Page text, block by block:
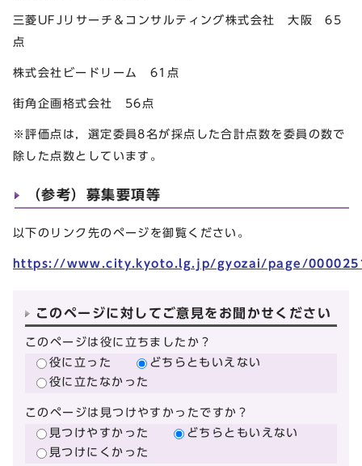
三菱UFJリサーチ＆コンサルティング株式会社 大阪 65
点
株式会社ビードリーム 61点
街角企画格式会社 56点
※評価点は，選定委員8名が採点した合計点数を委員の数で
除した点数としています。
（参考）募集要項等
以下のリンク先のページを御覧ください。
https://www.city.kyoto.lg.jp/gyozai/page/
このページに対してご意見をお聞かせください
このページは役に立ちましたか？
役に立った
どちらともいえない
役に立たなかった
このページは見つけやすかったですか？
見つけやすかった
どちらともいえない
見つけにくかった